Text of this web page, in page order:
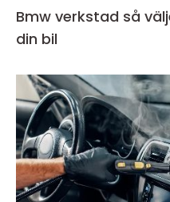
Bmw verkstad så väljer du rätt partner för
din bil